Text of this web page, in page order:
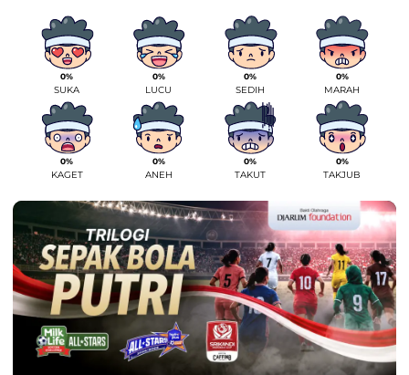
0%
SUKA
0%
LUCU
0%
SEDIH
0%
MARAH
0%
KAGET
0%
ANEH
0%
TAKUT
0%
TAKJUB